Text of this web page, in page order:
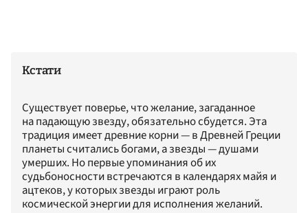
Кстати
Существует поверье, что желание, загаданное
на падающую звезду, обязательно сбудется. Эта
традиция имеет древние корни — в Древней Греции
планеты считались богами, а звезды — душами
умерших. Но первые упоминания об их
судьбоносности встречаются в календарях майя и
ацтеков, у которых звезды играют роль
космической энергии для исполнения желаний.